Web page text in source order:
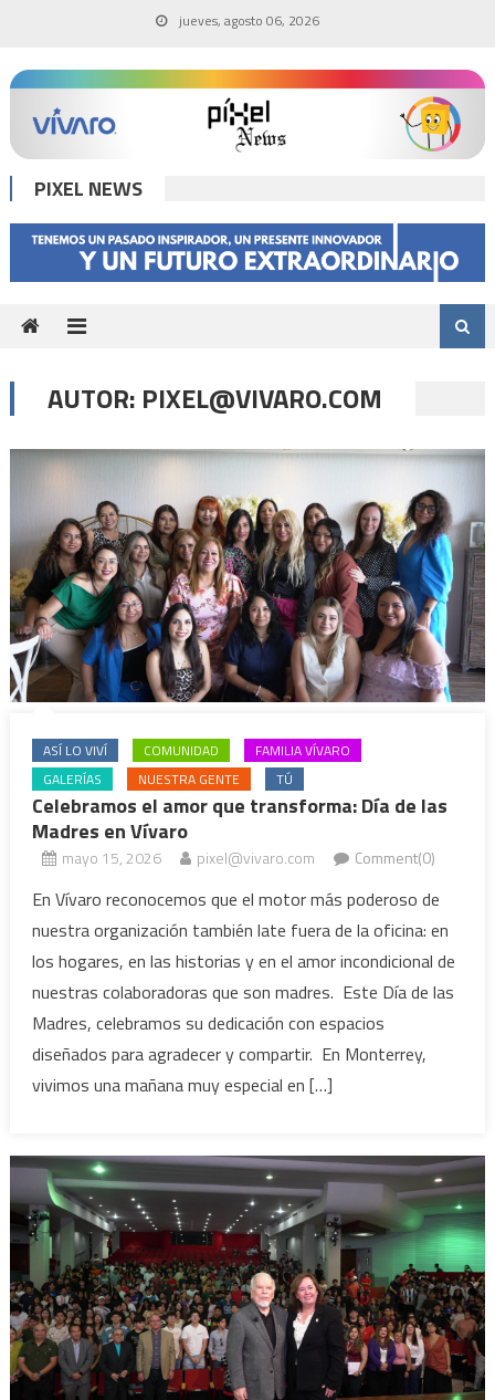
content
jueves, agosto 06, 2026
PIXEL NEWS
AUTOR: PIXEL@VIVARO.COM
ASÍ LO VIVÍ COMUNIDAD
FAMILIA VÍVARO
GALERÍAS
NUESTRA GENTE TÚ
Celebramos el amor que transforma: Día de las
Madres en Vívaro
mayo 15, 2026 pixel@vivaro.com Comment(0)
En Vívaro reconocemos que el motor más poderoso de
nuestra organización también late fuera de la oficina: en
los hogares, en las historias y en el amor incondicional de
nuestras colaboradoras que son madres. Este Día de las
Madres, celebramos su dedicación con espacios
diseñados para agradecer y compartir. En Monterrey,
vivimos una mañana muy especial en […]